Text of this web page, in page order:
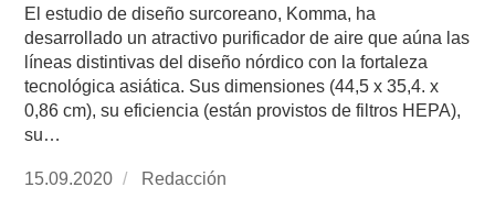
El estudio de diseño surcoreano, Komma, ha
desarrollado un atractivo purificador de aire que aúna las
líneas distintivas del diseño nórdico con la fortaleza
tecnológica asiática. Sus dimensiones (44,5 x 35,4. x
0,86 cm), su eficiencia (están provistos de filtros HEPA),
su…
Publicado
15.09.2020 https://www.experimenta.es/author/redaccion/
Redacción